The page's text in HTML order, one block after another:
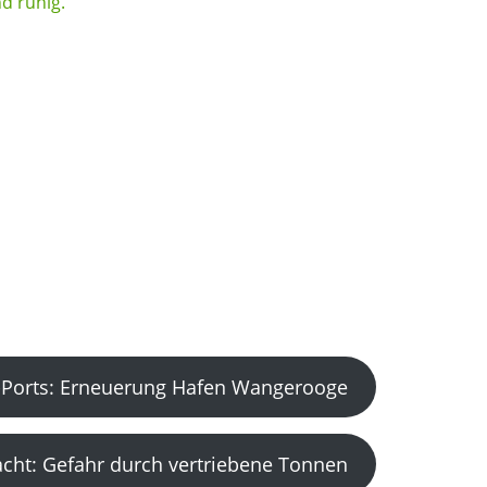
Erneuerung Hafen Wangerooge
Gefahr durch vertriebene Tonnen